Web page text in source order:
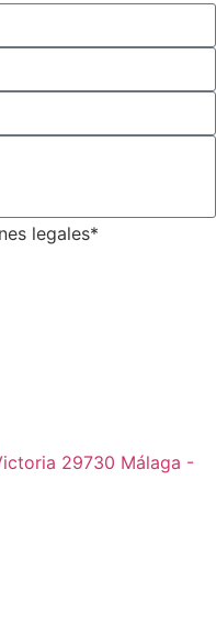
legales*
29730 Málaga -